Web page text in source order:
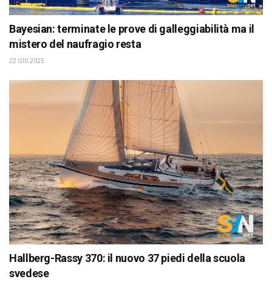
Bayesian: terminate le prove di galleggiabilità ma il
mistero del naufragio resta
22 GIU 2025
Hallberg-Rassy 370: il nuovo 37 piedi della scuola
svedese